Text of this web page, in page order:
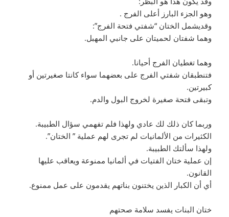
وهو الجزء البارز أعلى الفرج .
وقديشمل الختان “شفتي فتحة الفرج”:
وهما شفتان لحميتان على جانبي المهبل.
وهما تغطيان الفرج أحيانا.
فتنطبقان شفتي الفرج على بعضهما سواء كانتا صغيرتين أو
كبيرتين.
وتبقى فتحة صغيرة لخروج البول والدم.
وربما كان ذلك لك عادي ولهذا فلم تفهمي سؤال الطبيبة.
الكثيرات من الألمانيات لم تجرى لهم عملية ” الختان”.
ولهذا سألتك الطبيبة.
إن عملية ختان الفتيات في ألمانيا ممنوعة ويعاقب عليها
القانون.
أي أن الكبار الذين يختنون بناتهم يقدمون على عمل ممنوع.
ختان البنات يفسد سلامة صحتهم